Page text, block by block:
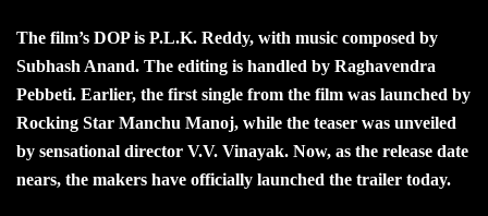
The film’s DOP is P.L.K. Reddy, with music composed by
Subhash Anand. The editing is handled by Raghavendra
Pebbeti. Earlier, the first single from the film was launched by
Rocking Star Manchu Manoj, while the teaser was unveiled
by sensational director V.V. Vinayak. Now, as the release date
nears, the makers have officially launched the trailer today.